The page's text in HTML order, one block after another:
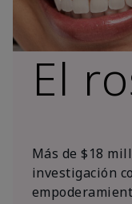
El
Más de $18
investigación